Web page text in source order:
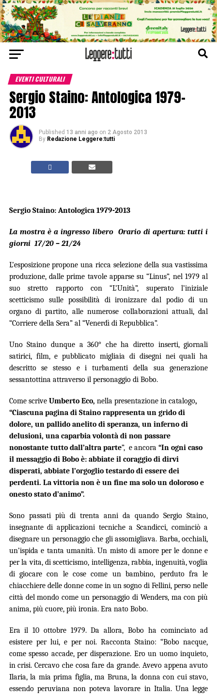
EVENTI CULTURALI
Sergio Staino: Antologica 1979-
2013
Published 13 anni ago on 2 Agosto 2013
By Redazione Leggere:tutti
Sergio Staino: Antologica 1979-2013
La mostra è a ingresso liberoOrario di apertura:tutti i
giorni 17/20 – 21/24
L’esposizione propone una ricca selezione della sua vastissima
produzione, dalle prime tavole apparse su “Linus”, nel 1979 al
suo stretto rapporto con “L’Unità”, superato l’iniziale
scetticismo sulle possibilità di ironizzare dal podio di un
organo di partito, alle numerose collaborazioni attuali, dal
“Corriere della Sera” al “Venerdì di Repubblica”.
Uno Staino dunque a 360° che ha diretto inserti, giornali
satirici, film, e pubblicato migliaia di disegni nei quali ha
descritto se stesso e i turbamenti della sua generazione
sessantottina attraverso il personaggio di Bobo.
Come scriveUmberto Eco, nella presentazione in catalogo,
“Ciascuna pagina di Staino rappresenta un grido di
dolore, un pallido anelito di speranza, un inferno di
delusioni, una caparbia volontà di non passare
nonostante tutto dall’altra parte”, e ancora“In ogni caso
il messaggio di Bobo è: abbiate il coraggio di dirvi
disperati, abbiate l’orgoglio testardo di essere dei
perdenti. La vittoria non è un fine ma solo un doloroso e
onesto stato d’animo”.
Sono passati più di trenta anni da quando Sergio Staino,
insegnante di applicazioni tecniche a Scandicci, cominciò a
disegnare un personaggio che gli assomigliava. Barba, occhiali,
un’ispida e tanta umanità. Un misto di amore per le donne e
per la vita, di scetticismo, intelligenza, rabbia, ingenuità, voglia
di giocare con le cose come un bambino, perduto fra le
chiacchiere delle donne come in un sogno di Fellini, perso nelle
città del mondo come un personaggio di Wenders, ma con più
anima, più cuore, più ironia. Era nato Bobo.
Era il 10 ottobre 1979. Da allora, Bobo ha cominciato ad
esistere per lui, e per noi. Racconta Staino: “Bobo nacque,
come spesso accade, per disperazione. Ero un uomo inquieto,
in crisi. Cercavo che cosa fare da grande. Avevo appena avuto
Ilaria, la mia prima figlia, ma Bruna, la donna con cui stavo,
essendo peruviana non poteva lavorare in Italia. Una legge